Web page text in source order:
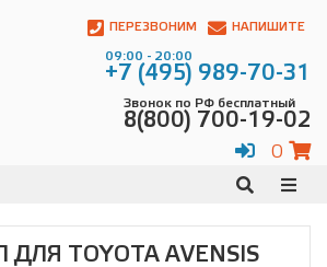
ПЕРЕЗВОНИМ НАПИШИТЕ
09:00 - 20:00
+7 (495) 989-70-31
Звонок по РФ бесплатный
8(800) 700-19-02
0
TOYOTA AVENSIS